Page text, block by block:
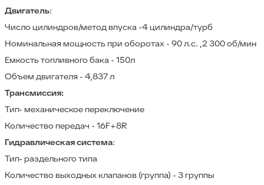
Двигатель:
Число цилиндров/метод впуска -4 цилиндра/турб
Номинальная мощность при оборотах - 90 л.с. ,2 300 об/мин
Емкость топливного бака - 150л
Объем двигателя - 4,837 л
Трансмиссия:
Тип- механическое переключение
Количество передач - 16F+8R
Гидравлическая система:
Тип- раздельного типа
Количество выходных клапанов (группа) - 3 группы